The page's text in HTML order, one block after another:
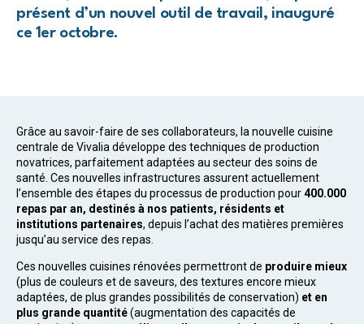
présent d’un nouvel outil de travail, inauguré
ce 1er octobre.
Grâce au savoir-faire de ses collaborateurs, la nouvelle cuisine
centrale de Vivalia développe des techniques de production
novatrices, parfaitement adaptées au secteur des soins de
santé. Ces nouvelles infrastructures assurent actuellement
l’ensemble des étapes du processus de production pour400.000
repas par an, destinés à nos patients, résidents et
institutions partenaires, depuis l’achat des matières premières
jusqu’au service des repas.
Ces nouvelles cuisines rénovées permettront de produire mieux
(plus de couleurs et de saveurs, des textures encore mieux
adaptées, de plus grandes possibilités de conservation) et en
plus grande quantité(augmentation des capacités de